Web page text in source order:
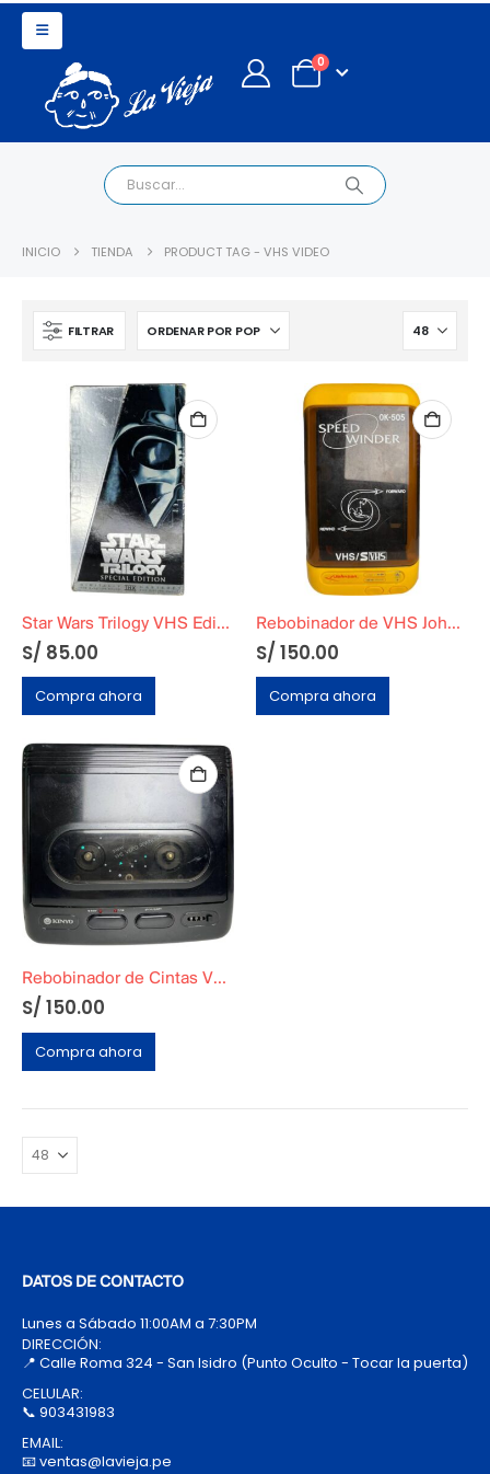
0
INICIO TIENDA PRODUCT TAG - VHS VIDEO
FILTRAR
Star Wars Trilogy VHS Edición Especial 1997 Silver WideScreen Edition
S/ 85.00
Compra ahora
Rebobinador de VHS Johnson Speed Winder OK-505 (Año 1990)
S/ 150.00
Compra ahora
Rebobinador de Cintas VHS Kinyo 2-Way Funcional
S/ 150.00
Compra ahora
DATOS DE CONTACTO
Lunes a Sábado 11:00AM a 7:30PM
DIRECCIÓN:
📍 Calle Roma 324 - San Isidro (Punto Oculto - Tocar la puerta)
CELULAR:
📞 903431983
EMAIL:
📧 ventas@lavieja.pe